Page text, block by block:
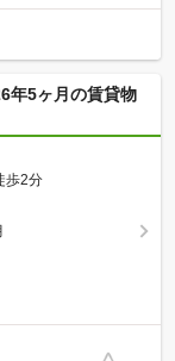
年5ヶ月の賃貸物
歩2分